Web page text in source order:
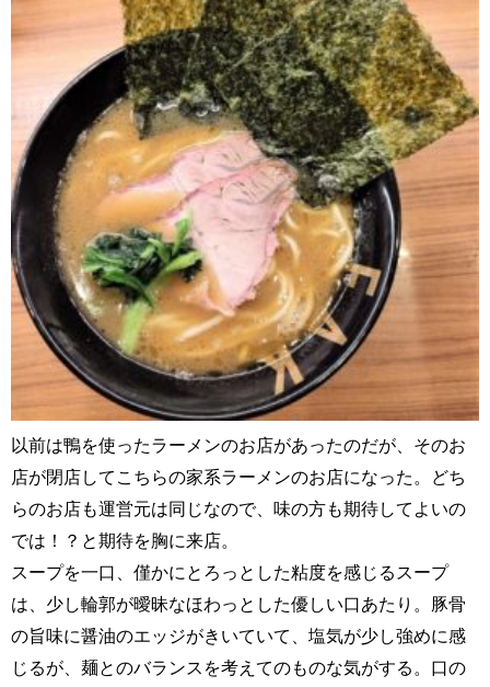
以前は鴨を使ったラーメンのお店があったのだが、そのお
店が閉店してこちらの家系ラーメンのお店になった。どち
らのお店も運営元は同じなので、味の方も期待してよいの
では！？と期待を胸に来店。
スープを一口、僅かにとろっとした粘度を感じるスープ
は、少し輪郭が曖昧なほわっとした優しい口あたり。豚骨
の旨味に醤油のエッジがきいていて、塩気が少し強めに感
じるが、麺とのバランスを考えてのものな気がする。口の